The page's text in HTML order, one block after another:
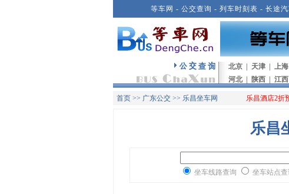
等车网 - 公交查询 - 列车时刻表 - 长途
北京 天津 上海
河北
陕西 江西
首页 >> 广东公交 >> 乐昌坐车网 乐昌酒店2折
乐昌
坐车线路查询
坐车站点查